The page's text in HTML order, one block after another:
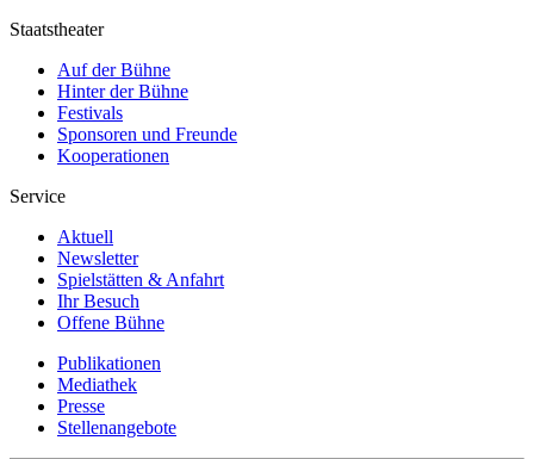
Staatstheater
Auf der Bühne
Hinter der Bühne
Festivals
Sponsoren und Freunde
Kooperationen
Service
Aktuell
Newsletter
Spielstätten & Anfahrt
Ihr Besuch
Offene Bühne
Publikationen
Mediathek
Presse
Stellenangebote